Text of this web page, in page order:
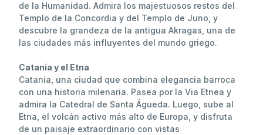
de la Humanidad. Admira los majestuosos restos del
Templo de la Concordia y del Templo de Juno, y
descubre la grandeza de la antigua Akragas, una de
las ciudades más influyentes del mundo griego.
Catania y el Etna
Catania, una ciudad que combina elegancia barroca
con una historia milenaria. Pasea por la Via Etnea y
admira la Catedral de Santa Águeda. Luego, sube al
Etna, el volcán activo más alto de Europa, y disfruta
de un paisaje extraordinario con vistas